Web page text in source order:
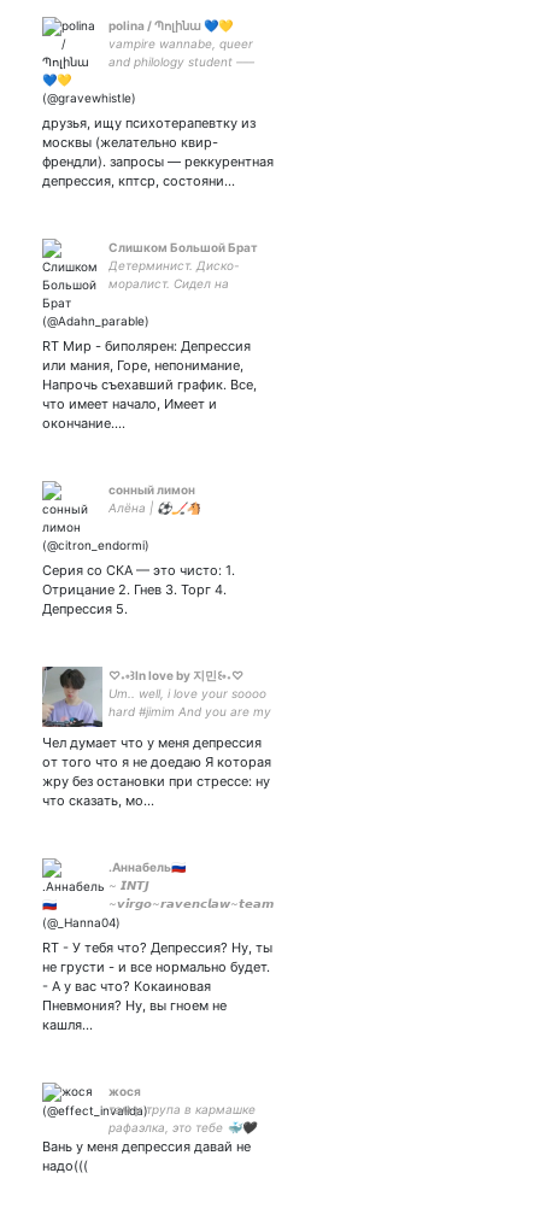
polina / Պոլինա 💙💛
vampire wannabe, queer
and philology student –––
стихоглотательница и
букву «ё»
друзья, ищу психотерапевтку из
москвы (желательно квир-
френдли). запросы — реккурентная
депрессия, кптср, состояни…
Слишком Большой Брат
Детерминист. Диско-
моралист. Сидел на
RT Мир - биполярен: Депрессия
или мания, Горе, непонимание,
Напрочь съехавший график. Все,
что имеет начало, Имеет и
окончание.…
сонный лимон
Алёна | ⚽️🏒🐴
Серия со СКА — это чисто: 1.
Отрицание 2. Гнев 3. Торг 4.
Депрессия 5.
♡˖༚꒱In love by 지민꒰༚˖♡
Um.. well, i love your soooo
hard #jimim And you are my
dance, voise, face... omg
you are angel✨
Чел думает что у меня депрессия
от того что я не доедаю Я которая
жру без остановки при стрессе: ну
что сказать, мо…
.Аннабель🇷🇺
~ 𝙄𝙉𝙏𝙅
~𝙫𝙞𝙧𝙜𝙤~𝙧𝙖𝙫𝙚𝙣𝙘𝙡𝙖𝙬~𝙩𝙚𝙖𝙢
𝙞𝙧𝙤𝙣 𝙢𝙖𝙣~𝙩𝙝𝙞𝙨 𝙪𝙨𝙚𝙧 𝙨𝙩𝙖𝙣
#Teenwolf #Карамора
#GoodOmens #ОМ
RT - У тебя что? Депрессия? Ну, ты
не грусти - и все нормально будет.
- А у вас что? Кокаиновая
Пневмония? Ну, вы гноем не
кашля…
жося
там у трупа в кармашке
рафаэлка, это тебе 🐳🖤
Вань у меня депрессия давай не
надо(((